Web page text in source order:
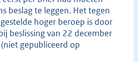
beslag te leggen. Het tegen
hoger beroep is door
beslissing van 22 december
gepubliceerd op